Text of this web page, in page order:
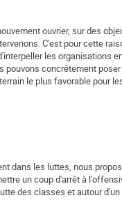
ouvrier, sur des
C'est pour cette
les organisations
pouvons concrètement
le plus favorable pour
dans les luttes, nous
un coup d'arrêt à
des classes et autour